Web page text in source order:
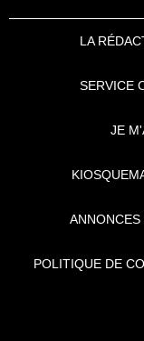
LA
SERVICE
JE
ANNONCES
POLITIQUE DE